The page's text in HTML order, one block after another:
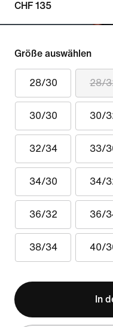
CHF 135
Größe auswählen
28/30 28/
30/30 30/
32/34 33/
34/30 34/
36/32 36/
38/34 40/
In